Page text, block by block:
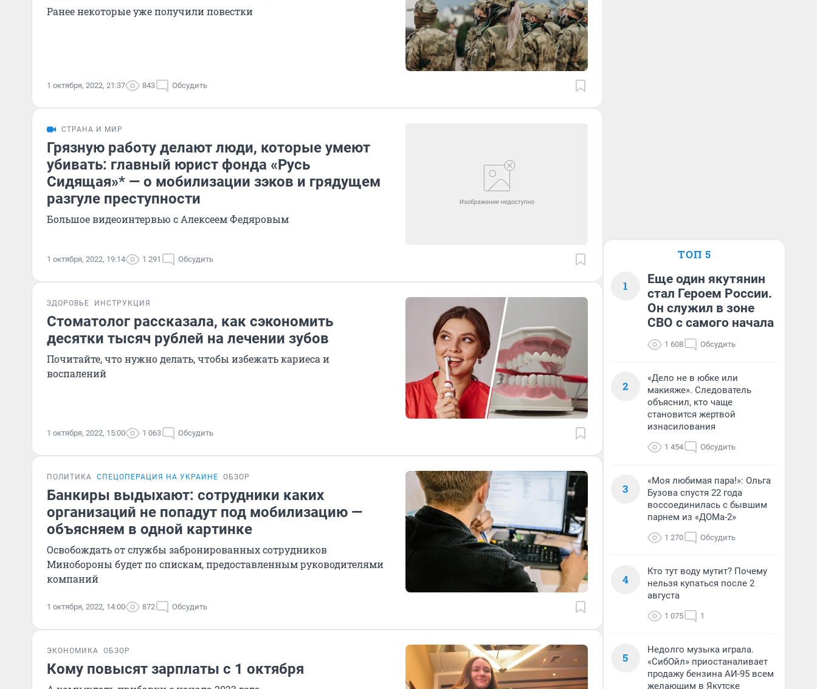
Ранее некоторые уже получили повестки
1 октября, 2022, 21:37 843 Обсудить
СТРАНА И МИР
Грязную работу делают люди, которые умеют
убивать: главный юрист фонда «Русь
Сидящая»* — о мобилизации зэков и грядущем
разгуле преступности
Большое видеоинтервью с Алексеем Федяровым
1 октября, 2022, 19:14 1 291 Обсудить
ЗДОРОВЬЕ ИНСТРУКЦИЯ
Стоматолог рассказала, как сэкономить
десятки тысяч рублей на лечении зубов
Почитайте, что нужно делать, чтобы избежать кариеса и
воспалений
1 октября, 2022, 15:00 1 063 Обсудить
ПОЛИТИКА СПЕЦОПЕРАЦИЯ НА УКРАИНЕ ОБЗОР
Банкиры выдыхают: сотрудники каких
организаций не попадут под мобилизацию —
объясняем в одной картинке
Освобождать от службы забронированных сотрудников
Минобороны будет по спискам, предоставленным руководителями
компаний
1 октября, 2022, 14:00 872 Обсудить
ЭКОНОМИКА ОБЗОР
Кому повысят зарплаты с 1 октября
ТОП 5
1
Еще один якутянин
стал Героем России.
Он служил в зоне
СВО с самого начала
1 608 Обсудить
2
«Дело не в юбке или
макияже». Следователь
объяснил, кто чаще
становится жертвой
изнасилования
1 454 Обсудить
3
«Моя любимая пара!»: Ольга
Бузова спустя 22 года
воссоединилась с бывшим
парнем из «ДОМа-2»
1 270 Обсудить
4
Кто тут воду мутит? Почему
нельзя купаться после 2
августа
1 075 1
5
Недолго музыка играла.
«СибОйл» приостаналивает
продажу бензина АИ-95 всем
желающим в Якутске